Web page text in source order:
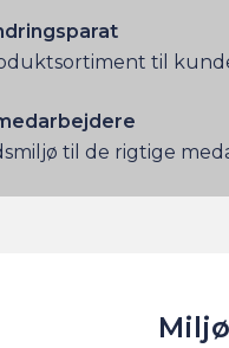
til
til de rigtige